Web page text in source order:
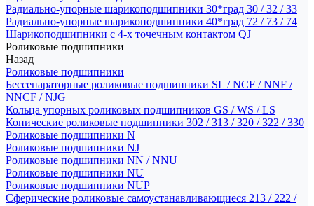
Радиально-упорные шарикоподшипники 30*град 30 / 32 / 33
Радиально-упорные шарикоподшипники 40*град 72 / 73 / 74
Шарикоподшипники с 4-х точечным контактом QJ
Роликовые подшипники
Назад
Роликовые подшипники
Бессепараторные роликовые подшипники SL / NCF / NNF /
NNCF / NJG
Кольца упорных роликовых подшипников GS / WS / LS
Конические роликовые подшипники 302 / 313 / 320 / 322 / 330
Роликовые подшипники N
Роликовые подшипники NJ
Роликовые подшипники NN / NNU
Роликовые подшипники NU
Роликовые подшипники NUP
Сферические роликовые самоустанавливающиеся 213 / 222 /